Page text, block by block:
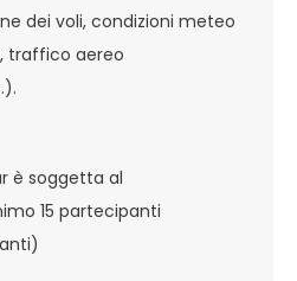
dei voli, condizioni meteo
traffico aereo
è soggetta al
15 partecipanti